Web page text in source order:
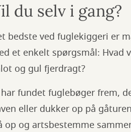
du selv i gang?
bedste ved fuglekiggeri er
et enkelt spørgsmål: Hvad
og gul fjerdragt?
fundet fuglebøger frem,
eller dukker op på
op og artsbestemme